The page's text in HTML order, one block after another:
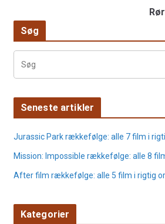
Søg
Seneste artikler
Jurassic Park rækkefølge: alle 7 film i
Mission: Impossible rækkefølge: alle 8
After film rækkefølge: alle 5 film i rigtig
Kategorier